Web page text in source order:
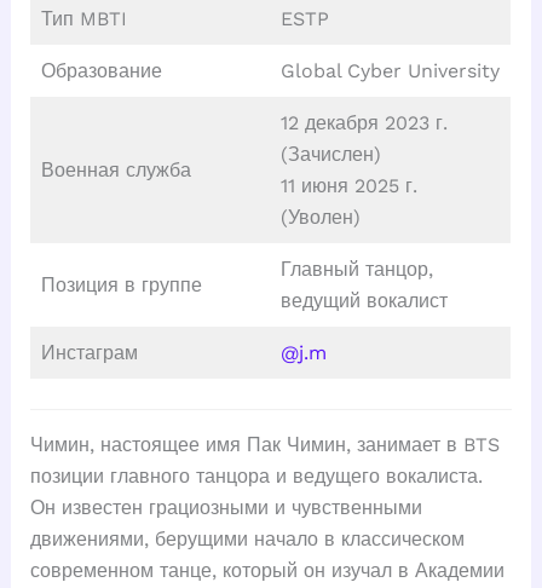
Тип MBTI ESTP
Образование Global Cyber University
Военная служба
12 декабря 2023 г.
(Зачислен)
11 июня 2025 г.
(Уволен)
Позиция в группе
Главный танцор,
ведущий вокалист
Инстаграм @j.m
Чимин, настоящее имя Пак Чимин, занимает в BTS
позиции главного танцора и ведущего вокалиста.
Он известен грациозными и чувственными
движениями, берущими начало в классическом
современном танце, который он изучал в Академии